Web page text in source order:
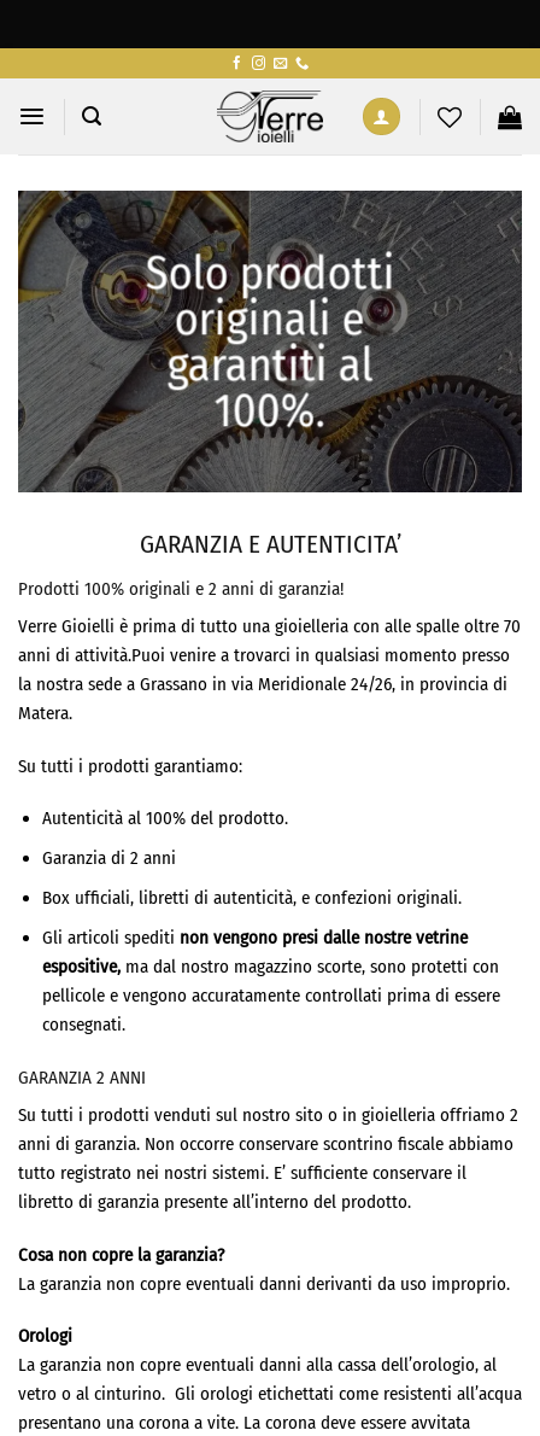
contenuti
Solo prodotti
originali e
garantiti al
100%.
GARANZIA E AUTENTICITA’
Prodotti 100% originali e 2 anni di garanzia!
Verre Gioielli è prima di tutto una gioielleria con alle spalle oltre 70
anni di attività.Puoi venire a trovarci in qualsiasi momento presso
la nostra sede a Grassano in via Meridionale 24/26, in provincia di
Matera.
Su tutti i prodotti garantiamo:
Autenticità al 100% del prodotto.
Garanzia di 2 anni
Box ufficiali, libretti di autenticità, e confezioni originali.
Gli articoli spediti non vengono presi dalle nostre vetrine
espositive,ma dal nostro magazzino scorte, sono protetti con
pellicole e vengono accuratamente controllati prima di essere
consegnati.
GARANZIA 2 ANNI
Su tutti i prodotti venduti sul nostro sito o in gioielleria offriamo 2
anni di garanzia. Non occorre conservare scontrino fiscale abbiamo
tutto registrato nei nostri sistemi. E’ sufficiente conservare il
libretto di garanzia presente all’interno del prodotto.
Cosa non copre la garanzia?
La garanzia non copre eventuali danni derivanti da uso improprio.
Orologi
La garanzia non copre eventuali danni alla cassa dell’orologio, al
vetro o al cinturino. Gli orologi etichettati come resistenti all’acqua
presentano una corona a vite. La corona deve essere avvitata